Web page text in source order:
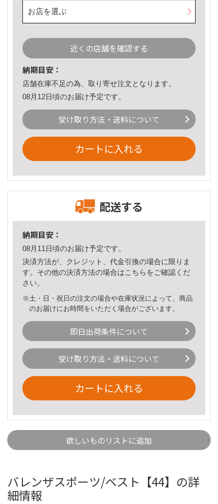
お店を選ぶ
近くの店舗を確認する
納期目安：
店舗在庫不足の為、取り寄せ注文となります。
08月12日頃のお届け予定です。
受け取り方法・送料について
カートに入れる
配送する
納期目安：
08月11日頃のお届け予定です。
決済方法が、クレジット、代金引換の場合に限りま
す。その他の決済方法の場合はこちら をご確認くだ
さい。
※土・日・祝日の注文の場合や在庫状況によって、商品
のお届けにお時間をいただく場合がございます。
即日出荷条件について
受け取り方法・送料について
カートに入れる
欲しいものリストに追加
バレンザスポーツ/ベスト【44】の詳
細情報